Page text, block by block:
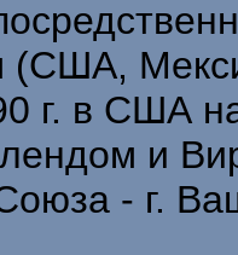
(США,
г. в США
и
- г.